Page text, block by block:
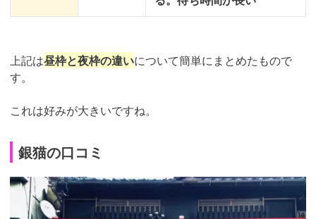
上記は昼枠と夜枠の違いについて簡単にまとめたもので
す。
これは好みが大きいですね。
銀猫の口コミ